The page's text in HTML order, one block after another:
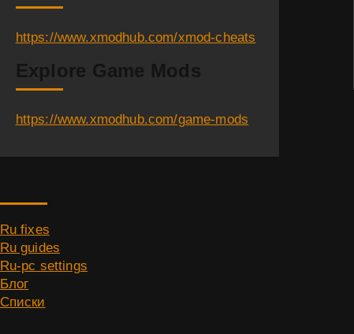
https://www.xmodhub.com/xmod-cheats
Explore Game Mods
https://www.xmodhub.com/game-mods
Ru fixes
Ru guides
Ru-pc settings
Блог
Списки